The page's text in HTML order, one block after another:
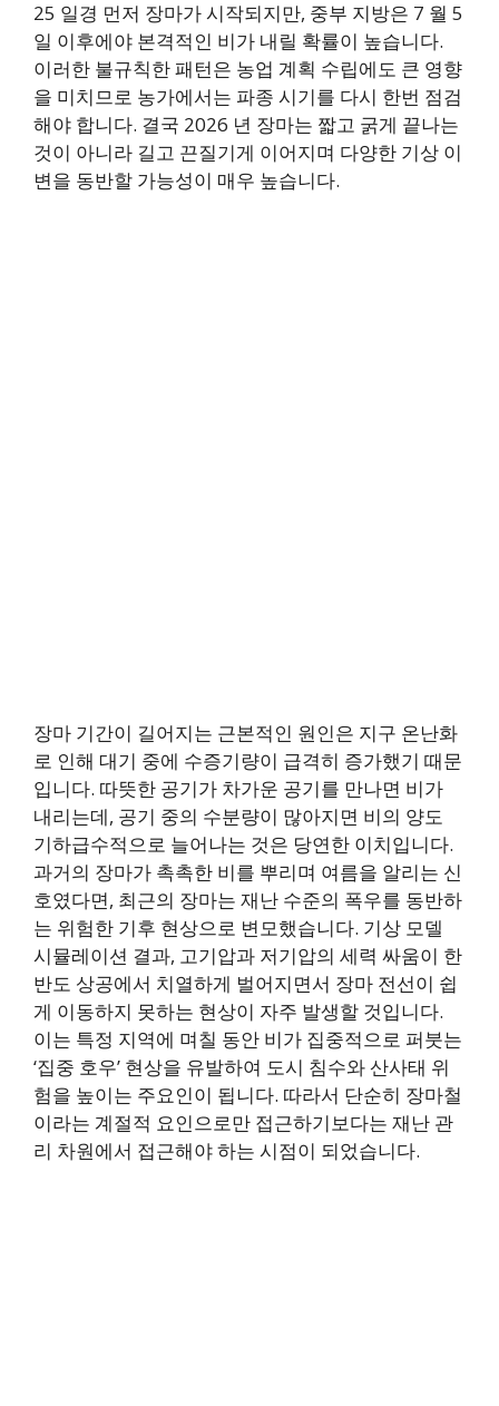
25 일경 먼저 장마가 시작되지만, 중부 지방은 7 월 5
일 이후에야 본격적인 비가 내릴 확률이 높습니다.
이러한 불규칙한 패턴은 농업 계획 수립에도 큰 영향
을 미치므로 농가에서는 파종 시기를 다시 한번 점검
해야 합니다. 결국 2026 년 장마는 짧고 굵게 끝나는
것이 아니라 길고 끈질기게 이어지며 다양한 기상 이
변을 동반할 가능성이 매우 높습니다.
장마 기간이 길어지는 근본적인 원인은 지구 온난화
로 인해 대기 중에 수증기량이 급격히 증가했기 때문
입니다. 따뜻한 공기가 차가운 공기를 만나면 비가
내리는데, 공기 중의 수분량이 많아지면 비의 양도
기하급수적으로 늘어나는 것은 당연한 이치입니다.
과거의 장마가 촉촉한 비를 뿌리며 여름을 알리는 신
호였다면, 최근의 장마는 재난 수준의 폭우를 동반하
는 위험한 기후 현상으로 변모했습니다. 기상 모델
시뮬레이션 결과, 고기압과 저기압의 세력 싸움이 한
반도 상공에서 치열하게 벌어지면서 장마 전선이 쉽
게 이동하지 못하는 현상이 자주 발생할 것입니다.
이는 특정 지역에 며칠 동안 비가 집중적으로 퍼붓는
‘집중 호우’ 현상을 유발하여 도시 침수와 산사태 위
험을 높이는 주요인이 됩니다. 따라서 단순히 장마철
이라는 계절적 요인으로만 접근하기보다는 재난 관
리 차원에서 접근해야 하는 시점이 되었습니다.